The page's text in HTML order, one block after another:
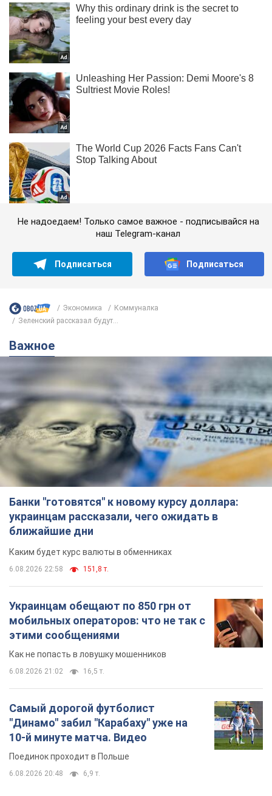
Не надоедаем! Только самое важное - подписывайся на
наш Telegram-канал
Подписаться Подписаться
Экономика
Коммуналка
Зеленский рассказал будут...
Важное
Банки "готовятся" к новому курсу доллара:
украинцам рассказали, чего ожидать в
ближайшие дни
Каким будет курс валюты в обменниках
6.08.2026 22:58 151,8 т.
Украинцам обещают по 850 грн от
мобильных операторов: что не так с
этими сообщениями
Как не попасть в ловушку мошенников
6.08.2026 21:02 16,5 т.
Самый дорогой футболист
"Динамо" забил "Карабаху" уже на
10-й минуте матча. Видео
Поединок проходит в Польше
6.08.2026 20:48 6,9 т.